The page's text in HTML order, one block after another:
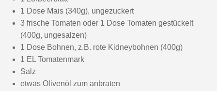
1 Dose Mais (340g), ungezuckert
3 frische Tomaten oder 1 Dose Tomaten gestückelt
(400g, ungesalzen)
1 Dose Bohnen, z.B. rote Kidneybohnen (400g)
1 EL Tomatenmark
Salz
etwas Olivenöl zum anbraten